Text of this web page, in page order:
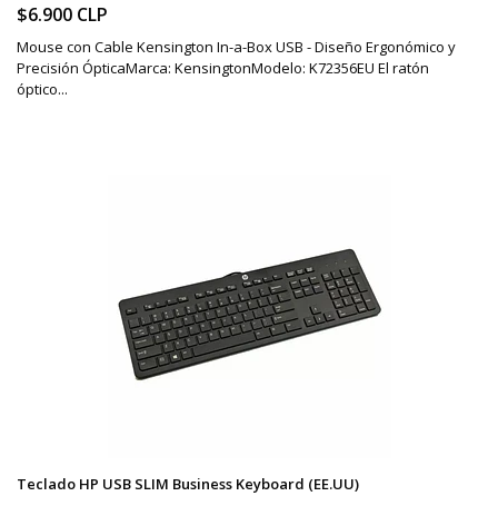
$6.900 CLP
Mouse con Cable Kensington In-a-Box USB - Diseño Ergonómico y
Precisión ÓpticaMarca: KensingtonModelo: K72356EU El ratón
óptico...
Teclado HP USB SLIM Business Keyboard (EE.UU)